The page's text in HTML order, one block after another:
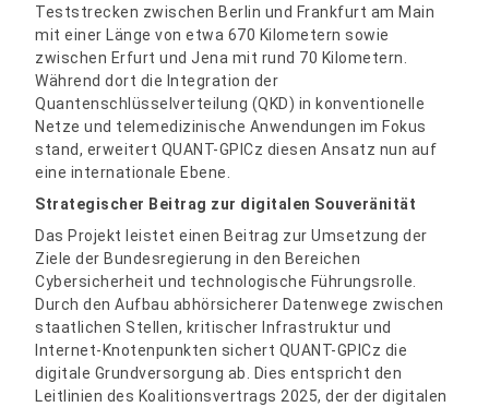
Teststrecken zwischen Berlin und Frankfurt am Main
mit einer Länge von etwa 670 Kilometern sowie
zwischen Erfurt und Jena mit rund 70 Kilometern.
Während dort die Integration der
Quantenschlüsselverteilung (QKD) in konventionelle
Netze und telemedizinische Anwendungen im Fokus
stand, erweitert QUANT-GPICz diesen Ansatz nun auf
eine internationale Ebene.
Strategischer Beitrag zur digitalen Souveränität
Das Projekt leistet einen Beitrag zur Umsetzung der
Ziele der Bundesregierung in den Bereichen
Cybersicherheit und technologische Führungsrolle.
Durch den Aufbau abhörsicherer Datenwege zwischen
staatlichen Stellen, kritischer Infrastruktur und
Internet-Knotenpunkten sichert QUANT-GPICz die
digitale Grundversorgung ab. Dies entspricht den
Leitlinien des Koalitionsvertrags 2025, der der digitalen